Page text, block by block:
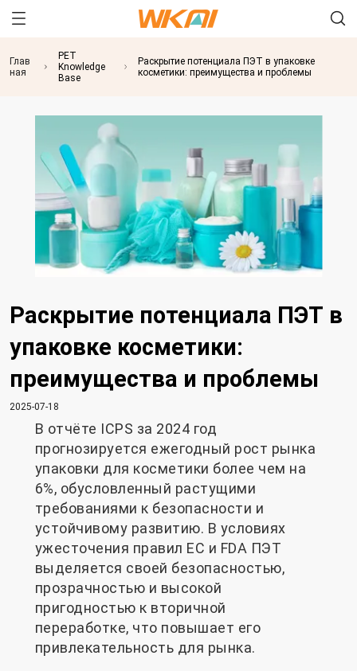
Глав
ная
PET
Knowledge
Base
Раскрытие потенциала ПЭТ в упаковке
косметики: преимущества и проблемы
Раскрытие потенциала ПЭТ в
упаковке косметики:
преимущества и проблемы
2025-07-18
В отчёте ICPS за 2024 год
прогнозируется ежегодный рост рынка
упаковки для косметики более чем на
6%, обусловленный растущими
требованиями к безопасности и
устойчивому развитию. В условиях
ужесточения правил ЕС и FDA ПЭТ
выделяется своей безопасностью,
прозрачностью и высокой
пригодностью к вторичной
переработке, что повышает его
привлекательность для рынка.